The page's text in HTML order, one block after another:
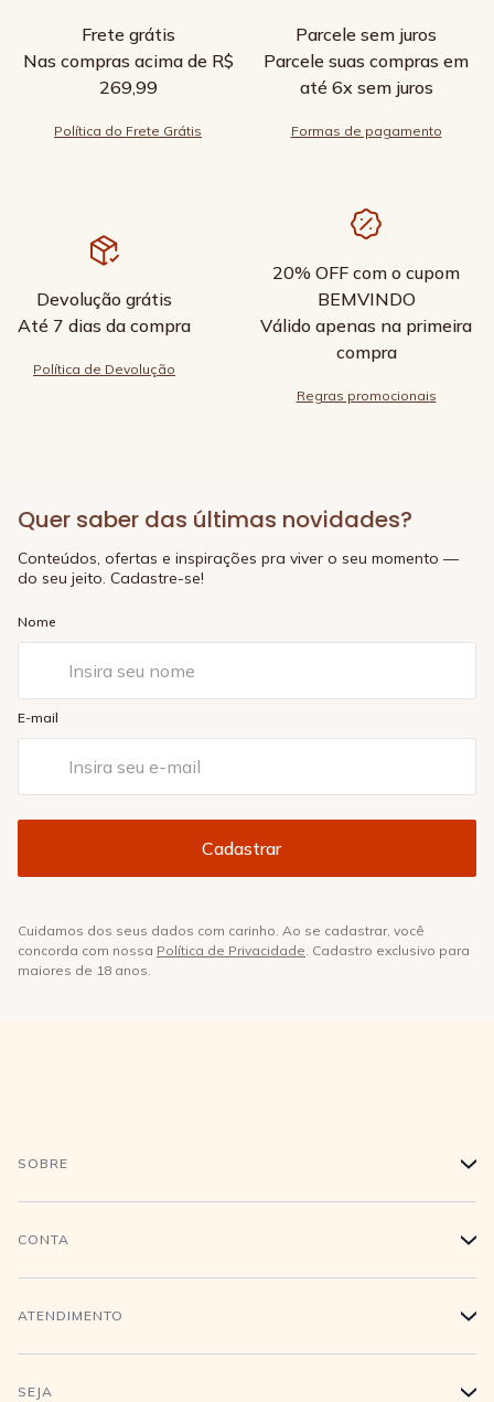
Frete grátis
Nas compras acima de R$
269,99
Política do Frete Grátis
Parcele sem juros
Parcele suas compras em
até 6x sem juros
Formas de pagamento
Devolução grátis
Até 7 dias da compra
Política de Devolução
20% OFF com o cupom
BEMVINDO
Válido apenas na primeira
compra
Regras promocionais
Quer saber das últimas novidades?
Conteúdos, ofertas e inspirações pra viver o seu momento —
do seu jeito. Cadastre-se!
Nome
E-mail
Cuidamos dos seus dados com carinho. Ao se cadastrar, você
concorda com nossa Política de Privacidade. Cadastro exclusivo para
maiores de 18 anos.
SOBRE +
História
Conecte-se
CONTA +
Login
ATENDIMENTO +
Compra Segura
SEJA +